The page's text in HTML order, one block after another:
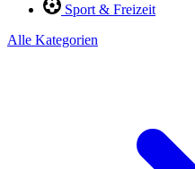
Sport & Freizeit
Alle Kategorien